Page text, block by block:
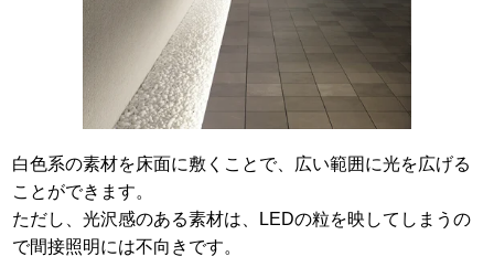
白色系の素材を床面に敷くことで、広い範囲に光を広げる
ことができます。
ただし、光沢感のある素材は、LEDの粒を映してしまうの
で間接照明には不向きです。